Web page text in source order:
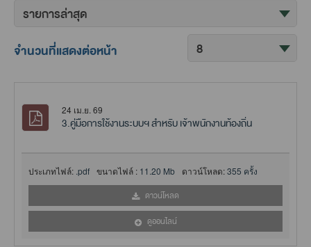
จำนวนที่แสดงต่อหน้า
24 เม.ย. 69
3.คู่มือการใช้งานระบบฯ สำหรับ เจ้าพนักงานท้องถิ่น
ประเภทไฟล์: .pdf ขนาดไฟล์ : 11.20 Mb ดาวน์โหลด:355 ครั้ง
ดาวน์โหลด
ดูออนไลน์